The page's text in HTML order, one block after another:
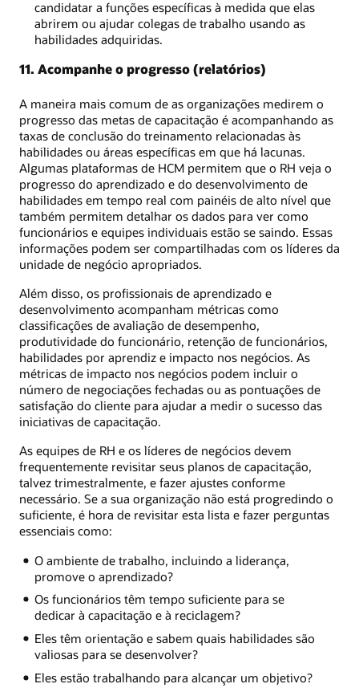
candidatar a funções específicas à medida que elas
abrirem ou ajudar colegas de trabalho usando as
habilidades adquiridas.
11. Acompanhe o progresso (relatórios)
A maneira mais comum de as organizações medirem o
progresso das metas de capacitação é acompanhando as
taxas de conclusão do treinamento relacionadas às
habilidades ou áreas específicas em que há lacunas.
Algumas plataformas de HCM permitem que o RH veja o
progresso do aprendizado e do desenvolvimento de
habilidades em tempo real com painéis de alto nível que
também permitem detalhar os dados para ver como
funcionários e equipes individuais estão se saindo. Essas
informações podem ser compartilhadas com os líderes da
unidade de negócio apropriados.
Além disso, os profissionais de aprendizado e
desenvolvimento acompanham métricas como
classificações de avaliação de desempenho,
produtividade do funcionário, retenção de funcionários,
habilidades por aprendiz e impacto nos negócios. As
métricas de impacto nos negócios podem incluir o
número de negociações fechadas ou as pontuações de
satisfação do cliente para ajudar a medir o sucesso das
iniciativas de capacitação.
As equipes de RH e os líderes de negócios devem
frequentemente revisitar seus planos de capacitação,
talvez trimestralmente, e fazer ajustes conforme
necessário. Se a sua organização não está progredindo o
suficiente, é hora de revisitar esta lista e fazer perguntas
essenciais como:
O ambiente de trabalho, incluindo a liderança,
promove o aprendizado?
Os funcionários têm tempo suficiente para se
dedicar à capacitação e à reciclagem?
Eles têm orientação e sabem quais habilidades são
valiosas para se desenvolver?
Eles estão trabalhando para alcançar um objetivo?